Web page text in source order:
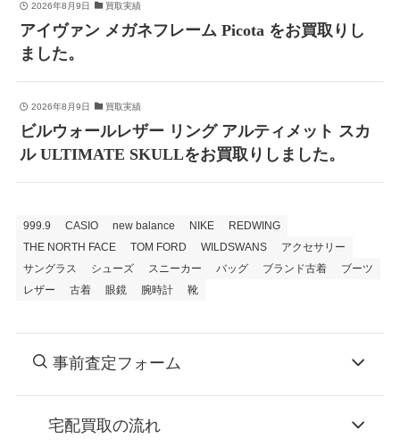
2026年8月9日 買取実績
アイヴァン メガネフレーム Picota をお買取りし
ました。
2026年8月9日 買取実績
ビルウォールレザー リング アルティメット スカ
ル ULTIMATE SKULLをお買取りしました。
999.9 CASIO new balance NIKE
REDWING
THE NORTH FACE
TOM FORD WILDSWANS
アクセサリー
サングラス
シューズ スニーカー バッグ ブランド古着
ブーツ
レザー
古着 眼鏡 腕時計 靴
事前査定フォーム
宅配買取の流れ